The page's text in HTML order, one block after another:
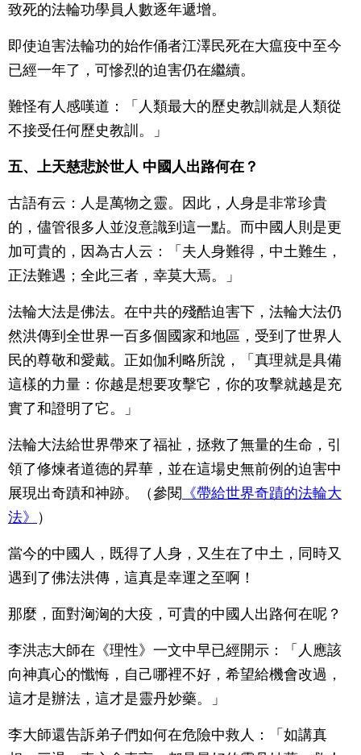
致死的法輪功學員人數逐年遞增。
即使迫害法輪功的始作俑者江澤民死在大瘟疫中至今
已經一年了，可慘烈的迫害仍在繼續。
難怪有人感嘆道：「人類最大的歷史教訓就是人類從
不接受任何歷史教訓。」
五、上天慈悲於世人 中國人出路何在？
古語有云：人是萬物之靈。因此，人身是非常珍貴
的，儘管很多人並沒意識到這一點。而中國人則是更
加可貴的，因為古人云：「夫人身難得，中土難生，
正法難遇；全此三者，幸莫大焉。」
法輪大法是佛法。在中共的殘酷迫害下，法輪大法仍
然洪傳到全世界一百多個國家和地區，受到了世界人
民的尊敬和愛戴。正如伽利略所說，「真理就是具備
這樣的力量：你越是想要攻擊它，你的攻擊就越是充
實了和證明了它。」
法輪大法給世界帶來了福祉，拯救了無量的生命，引
領了修煉者道德的昇華，並在這場史無前例的迫害中
展現出奇蹟和神跡。（參閱 《帶給世界奇蹟的法輪大
法》
）
當今的中國人，既得了人身，又生在了中土，同時又
遇到了佛法洪傳，這真是幸運之至啊！
那麼，面對洶洶的大疫，可貴的中國人出路何在呢？
李洪志大師在《理性》一文中早已經開示：「人應該
向神真心的懺悔，自己哪裡不好，希望給機會改過，
這才是辦法，這才是靈丹妙藥。」
李大師還告訴弟子們如何在危險中救人：「如講真